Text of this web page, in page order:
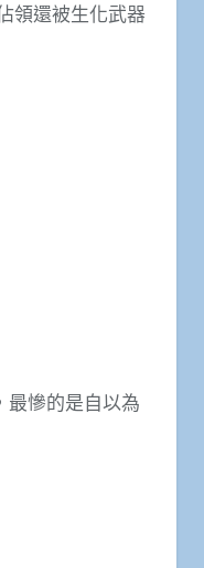
領還被生化武器
最慘的是自以為